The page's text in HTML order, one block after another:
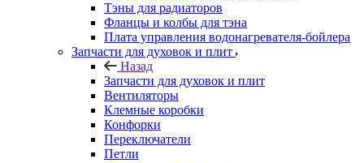
Тэны для радиаторов
Фланцы и колбы для тэна
Плата управления водонагревателя-бойлера
Запчасти для духовок и плит
Назад
Запчасти для духовок и плит
Вентиляторы
Клемные коробки
Конфорки
Переключатели
Петли